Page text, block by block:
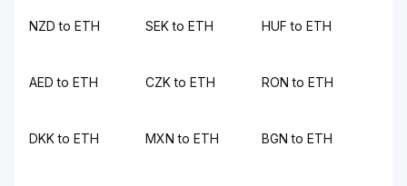
NZD to ETH SEK to ETH HUF to ETH
AED to ETH CZK to ETH RON to ETH
DKK to ETH MXN to ETH BGN to ETH